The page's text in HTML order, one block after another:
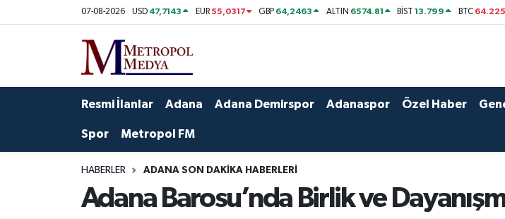
07-08-2026 USD 47,7143 EUR55,0317 GBP 64,2463 ALTIN 6574.81 BİST13.799 BTC
Resmi İlanlar Adana Adana Demirspor Adanaspor Özel Haber
Spor Metropol FM
HABERLER ADANA SON DAKIKA HABERLERI
Adana Barosu’nda Birlik ve
Ekonomi
Özel Haberler
Yazarlar
Foto Galeri
Seyhan Nöbetçi Eczaneler
Seyhan Hava Durumu
Tüm Manşetler